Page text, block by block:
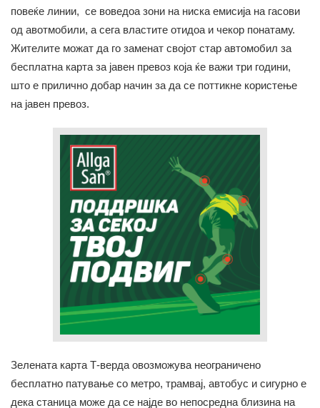
повеќе линии, се воведоа зони на ниска емисија на гасови
од авотмобили, а сега властите отидоа и чекор понатаму.
Жителите можат да го заменат својот стар автомобил за
бесплатна карта за јавен превоз која ќе важи три години,
што е прилично добар начин за да се поттикне користење
на јавен превоз.
Зелената карта Т-вердa овозможува неограничено
бесплатно патување со метро, трамвај, автобус и сигурно е
дека станица може да се најде во непосредна близина на